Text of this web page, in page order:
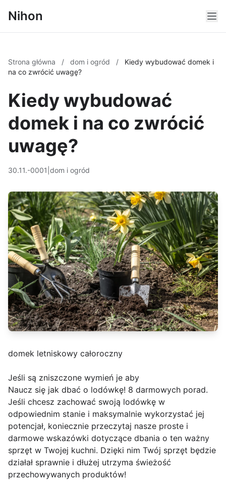
Nihon
Strona główna / dom i ogród /
Kiedy wybudować domek i
na co zwrócić uwagę?
Kiedy wybudować
domek i na co zwrócić
uwagę?
30.11.-0001 dom i ogród
domek letniskowy całoroczny
Jeśli są zniszczone wymień je aby
Naucz się jak dbać o lodówkę! 8 darmowych porad.
Jeśli chcesz zachować swoją lodówkę w
odpowiednim stanie i maksymalnie wykorzystać jej
potencjał, koniecznie przeczytaj nasze proste i
darmowe wskazówki dotyczące dbania o ten ważny
sprzęt w Twojej kuchni. Dzięki nim Twój sprzęt będzie
działał sprawnie i dłużej utrzyma świeżość
przechowywanych produktów!